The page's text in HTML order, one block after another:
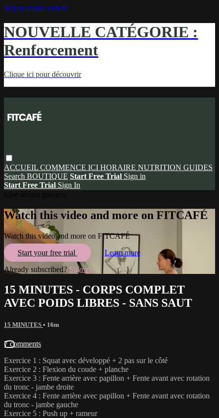
Skip to main content
NOUVELLE CATÉGORIE :
Renforcement
Clique ici pour découvrir
ACCUEIL COMMENCE ICI HORAIRE NUTRITION GUIDES
Search BOUTIQUE Start Free Trial Sign in
Start Free Trial Sign In
Watch this video and more on FITCAFÉ
Watch this video and more on FITCAFÉ
Start your free trial
Learn more
Already subscribed? Sign in
15 MINUTES - CORPS COMPLET
AVEC POIDS LIBRES - SANS SAUT
15 MINUTES • 16m
7 comments
Exercice 1 : Squat avec développé + 2 pas sur le côté
Exercice 2 : Flexion du coude + planche
Exercice 3 : Fente arrière avec papillon + Fente avant avec rotation
du tronc - jambe droite
Exercice 4 : Fente arrière avec papillon + Fente avant avec rotation
du tronc - jambe gauche
Exercice 5 : Push up + rameur